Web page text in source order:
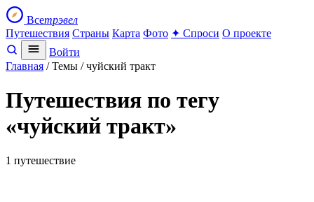
Всетрэвел
Путешествия Страны Карта Фото ✦ Спроси О проекте
Войти
Главная / Темы / чуйский тракт
Путешествия по тегу
«чуйский тракт»
1 путешествие